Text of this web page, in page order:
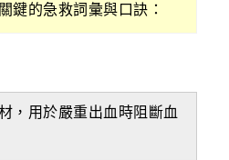
鍵的急救詞彙與口訣：
，用於嚴重出血時阻斷血